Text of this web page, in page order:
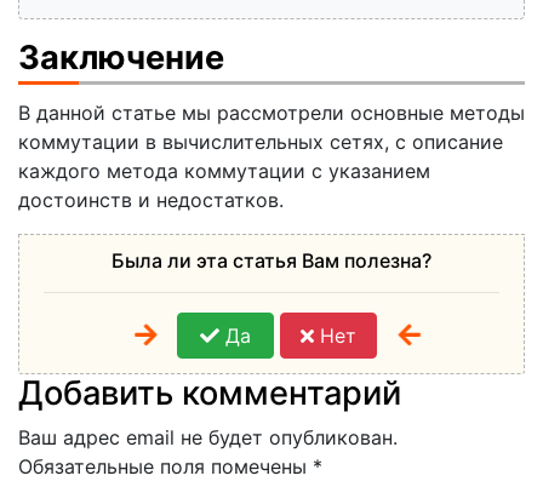
Заключение
В данной статье мы рассмотрели основные методы
коммутации в вычислительных сетях, с описание
каждого метода коммутации с указанием
достоинств и недостатков.
Была ли эта статья Вам полезна?
Да Нет
Добавить комментарий
Ваш адрес email не будет опубликован.
Обязательные поля помечены *